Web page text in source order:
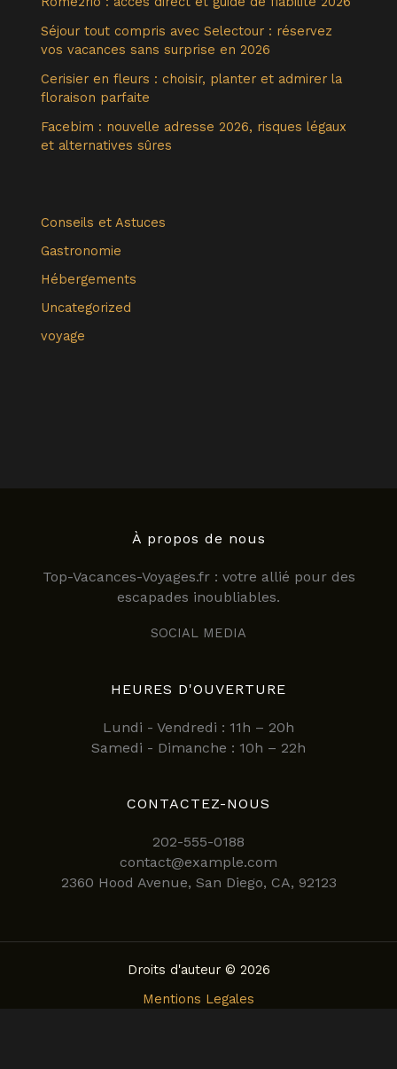
Séjour tout compris avec Selectour : réservez
vos vacances sans surprise en 2026
Cerisier en fleurs : choisir, planter et admirer la
floraison parfaite
Facebim : nouvelle adresse 2026, risques légaux
et alternatives sûres
Conseils et Astuces
Gastronomie
Hébergements
Uncategorized
voyage
À propos de nous
Top-Vacances-Voyages.fr : votre allié pour des
escapades inoubliables.
SOCIAL MEDIA
HEURES D'OUVERTURE
Lundi - Vendredi : 11h – 20h
Samedi - Dimanche : 10h – 22h
CONTACTEZ-NOUS
202-555-0188
contact@example.com
2360 Hood Avenue, San Diego, CA, 92123
Droits d'auteur © 2026
Mentions Legales